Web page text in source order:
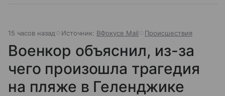
15 часов назад Источник: ВФокусе Mail Происшествия
Военкор объяснил, из-за
чего произошла трагедия
на пляже в Геленджике